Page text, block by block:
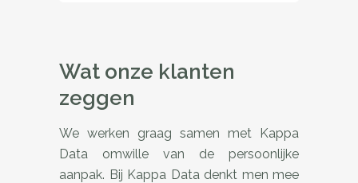
Wat onze klanten
zeggen
We werken graag samen met Kappa
Data omwille van de persoonlijke
aanpak. Bij Kappa Data denkt men mee